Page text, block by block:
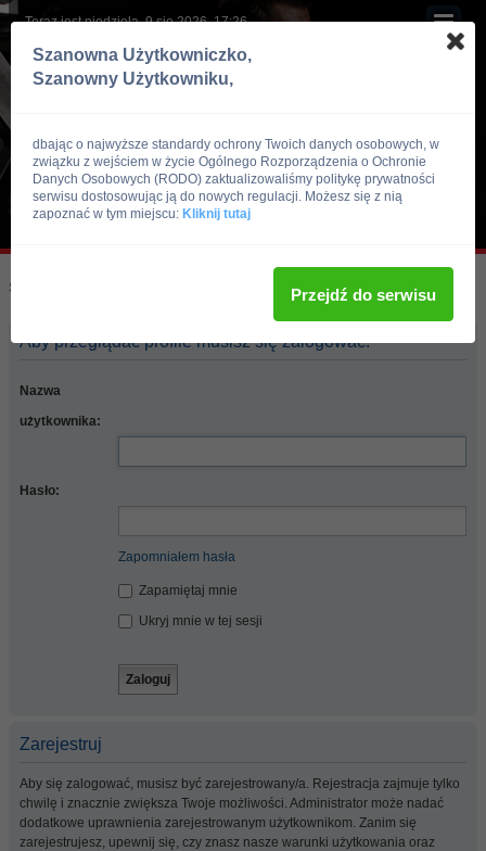
Teraz jest niedziela, 9 sie 2026, 17:26
Skocz do:
Aby przeglądać profile musisz się zalogować.
Nazwa
użytkownika:
Hasło:
Zapomniałem hasła
Zapamiętaj mnie
Ukryj mnie w tej sesji
Zarejestruj
Aby się zalogować, musisz być zarejestrowany/a. Rejestracja zajmuje tylko
chwilę i znacznie zwiększa Twoje możliwości. Administrator może nadać
dodatkowe uprawnienia zarejestrowanym użytkownikom. Zanim się
zarejestrujesz, upewnij się, czy znasz nasze warunki użytkowania oraz
Szanowna Użytkowniczko,
Szanowny Użytkowniku,
dbając o najwyższe standardy ochrony Twoich danych osobowych, w
związku z wejściem w życie Ogólnego Rozporządzenia o Ochronie
Danych Osobowych (RODO) zaktualizowaliśmy politykę prywatności
serwisu dostosowując ją do nowych regulacji. Możesz się z nią
zapoznać w tym miejscu: Kliknij tutaj
Przejdź do serwisu